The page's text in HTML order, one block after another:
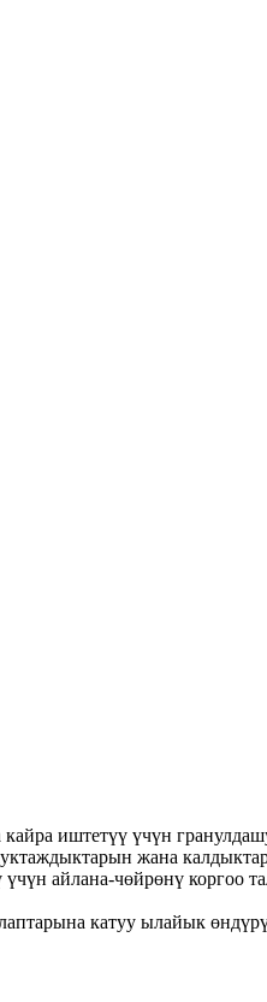
иштетүү үчүн
жана
айлана-чөйрөнү коргоо
катуу ылайык